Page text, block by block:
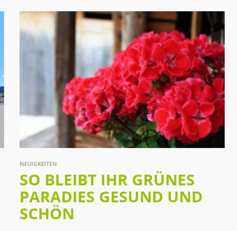
NEUIGKEITEN
SO BLEIBT IHR GRÜNES
PARADIES GESUND UND
SCHÖN